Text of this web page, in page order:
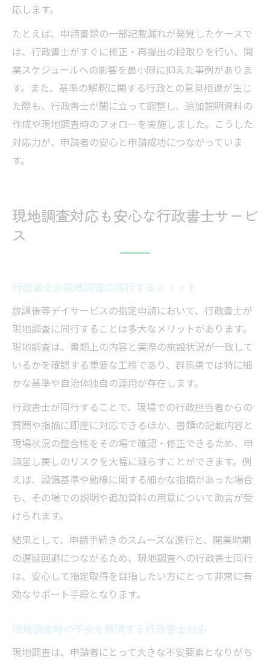
応します。
たとえば、申請書類の一部記載漏れが発覚したケースで
は、行政書士がすぐに修正・再提出の段取りを行い、開
業スケジュールへの影響を最小限に抑えた事例がありま
す。また、基準の解釈に関する行政との意見相違が生じ
た際も、行政書士が間に立って調整し、追加説明資料の
作成や現地調査時のフォローを実施しました。こうした
対応力が、申請者の安心と申請成功につながっていま
す。
現地調査対応も安心な行政書士サービ
ス
行政書士が現地調査に同行するメリット
放課後等デイサービスの指定申請において、行政書士が
現地調査に同行することは多大なメリットがあります。
現地調査は、書類上の内容と実際の施設状況が一致して
いるかを確認する重要な工程であり、群馬県では特に細
かな基準や自治体独自の運用が存在します。
行政書士が同行することで、現場での行政担当者からの
質問や指摘に即座に対応できるほか、書類の記載内容と
現場状況の整合性をその場で確認・修正できるため、申
請差し戻しのリスクを大幅に減らすことができます。例
えば、設備基準や動線に関する細かな指摘があった場合
も、その場での説明や追加資料の用意について助言が受
けられます。
結果として、申請手続きのスムーズな進行と、開業時期
の遅延回避につながるため、現地調査への行政書士同行
は、安心して指定取得を目指したい方にとって非常に有
効なサポート手段となります。
現地調査時の不安を解消する行政書士対応
現地調査は、申請者にとって大きな不安要素となりがち